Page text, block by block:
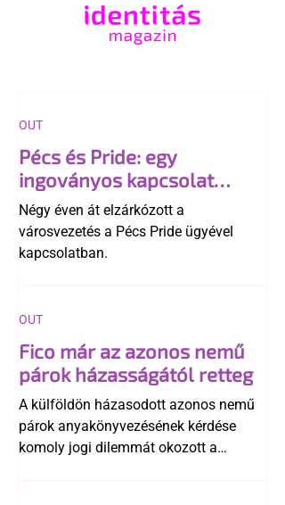
Pécs és Pride: egy
ingoványos kapcsolat
története
Négy éven át elzárkózott a
városvezetés a Pécs Pride ügyével
kapcsolatban.
OUT
Fico már az azonos nemű
párok házasságától retteg
A külföldön házasodott azonos nemű
párok anyakönyvezésének kérdése
komoly jogi dilemmát okozott a
OUT